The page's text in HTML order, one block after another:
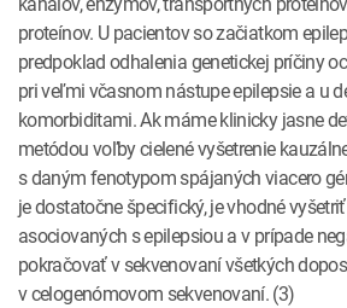
proteínov. U pacientov so začiatkom
predpoklad odhalenia genetickej príčiny
pri veľmi včasnom nástupe epilepsie a u
komorbiditami. Ak máme klinicky jasne
metódou voľby cielené vyšetrenie
s daným fenotypom spájaných viacero
je dostatočne špecifický, je vhodné
asociovaných s epilepsiou a v prípade
pokračovať v sekvenovaní všetkých
v celogenómovom sekvenovaní. (3)